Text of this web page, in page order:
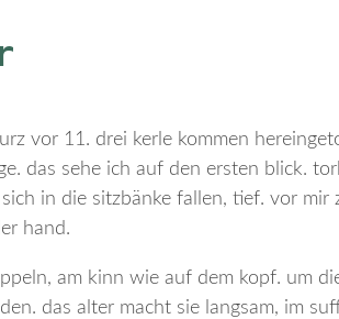
vor 11. drei kerle kommen
das sehe ich auf den ersten blick.
in die sitzbänke fallen, tief. vor mir
hand.
am kinn wie auf dem kopf. um
das alter macht sie langsam, im